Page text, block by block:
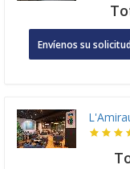
Envíenos su